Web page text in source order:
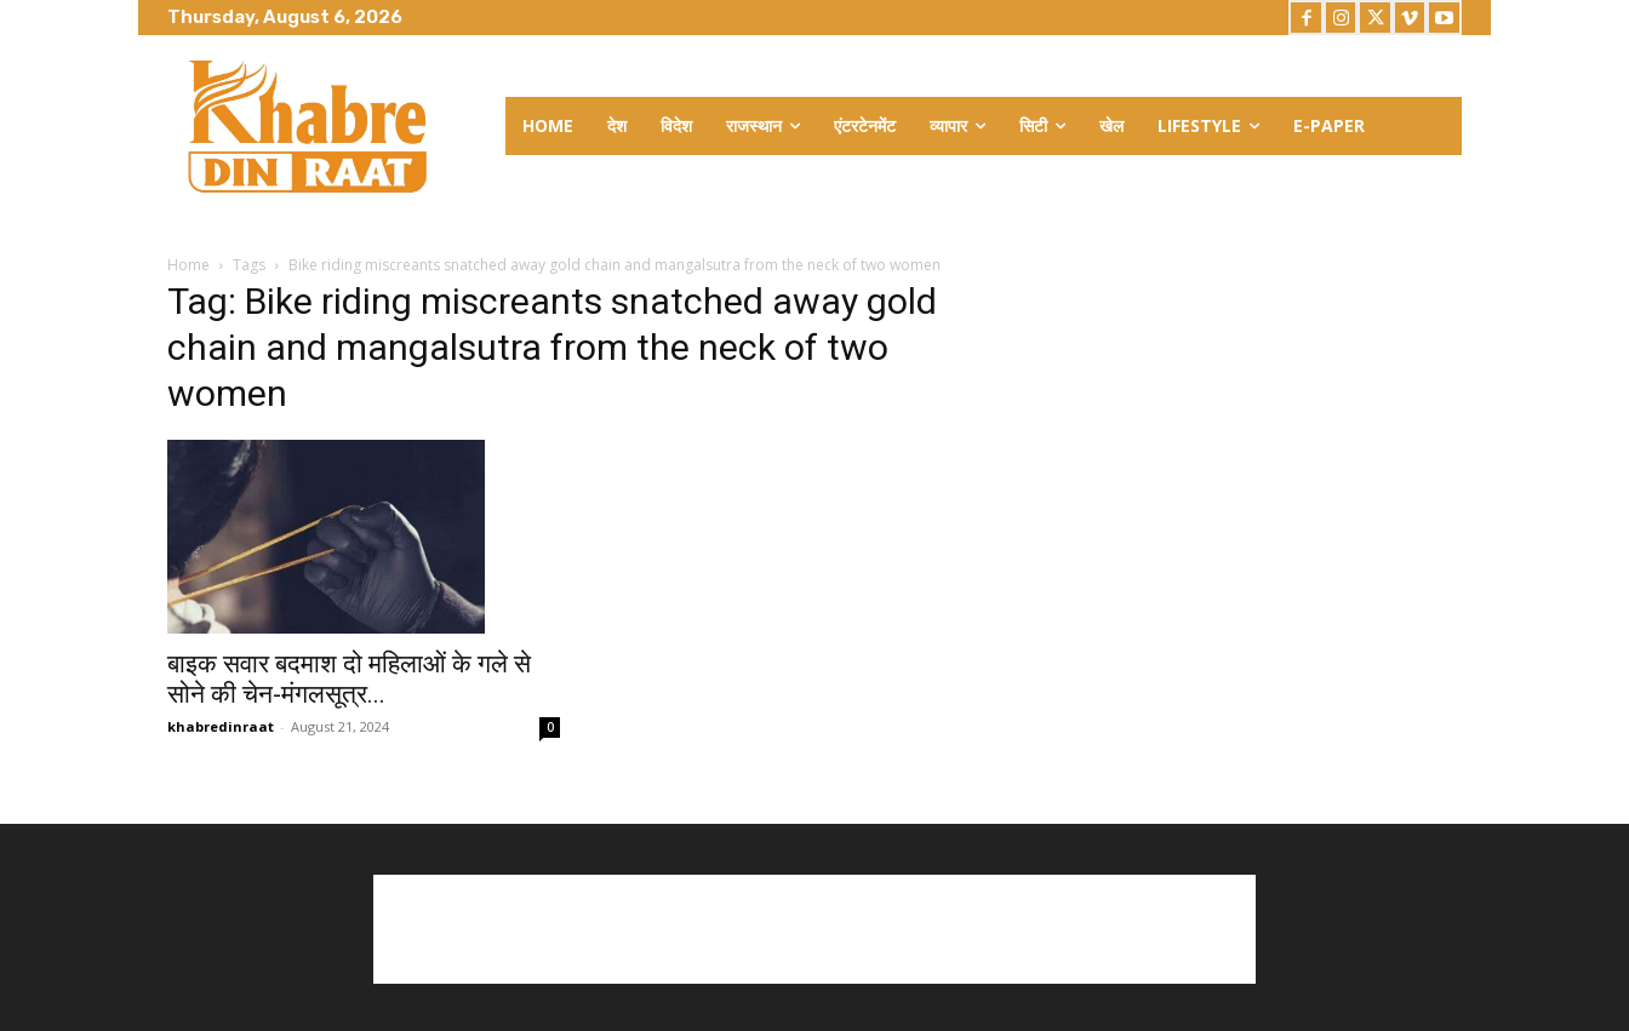
Thursday, August 6, 2026
HOME देश विदेश राजस्थान एंटरटेनमेंट व्यापार सिटी खेल LIFESTYLE E-PAPER
Home Tags Bike riding miscreants snatched away gold chain and mangalsutra from the neck of two women
Tag: Bike riding miscreants snatched away gold
chain and mangalsutra from the neck of two
women
बाइक सवार बदमाश दो महिलाओं के गले से
सोने की चेन-मंगलसूत्र...
khabredinraat - August 21, 2024 0